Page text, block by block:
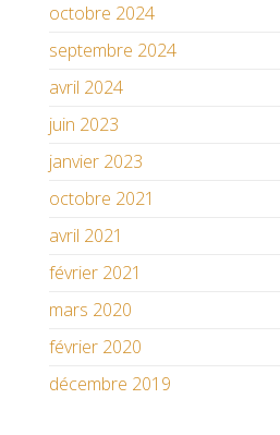
octobre 2024
septembre 2024
avril 2024
juin 2023
janvier 2023
octobre 2021
avril 2021
février 2021
mars 2020
février 2020
décembre 2019